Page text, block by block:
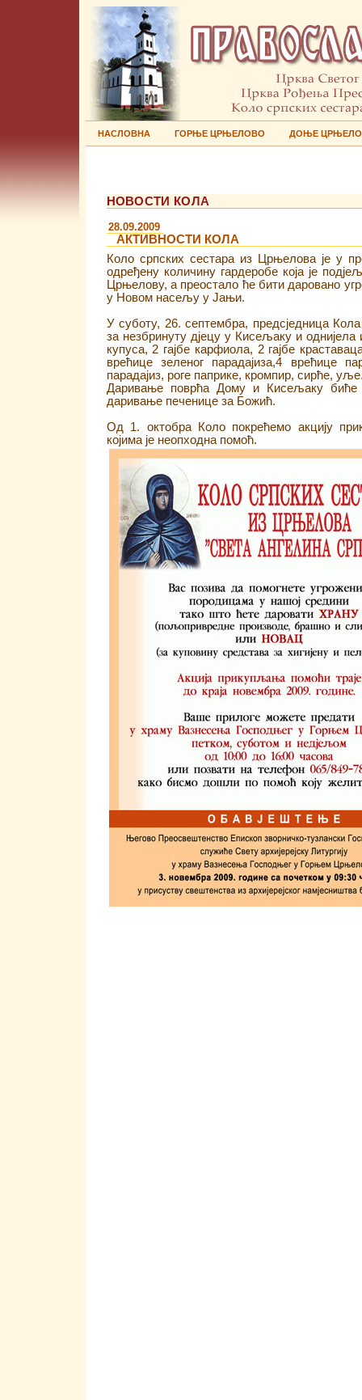
НАСЛОВНА ГОРЊЕ ЦРЊЕЛОВО ДОЊЕ
НОВОСТИ КОЛА
28.09.2009
АКТИВНОСТИ КОЛА
Коло српских сестара из Црњелова је у
одређену количину гардеробе која је
Црњелову, а преостало ће бити даровано
у Новом насељу у Јањи.
У суботу, 26. септембра, предсједница
за незбринуту дјецу у Кисељаку и однијела
купуса, 2 гајбе карфиола, 2 гајбе
врећице зеленог парадајиза,4 врећице
парадајиз, роге паприке, кромпир, сирће,
Даривање поврћа Дому и Кисељаку биће
даривање печенице за Божић.
Од 1. октобра Коло покрећемо акцију
којима је неопходна помоћ.